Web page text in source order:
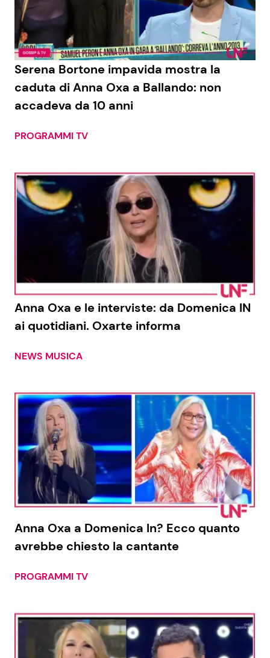
Economia
Persone Scomparse
Fiction e Serie TV
Programmi TV
News Cinema
News Musica
News Spettacolo
News dal mondo
Benessere
Casa
Moda e Style
Mondo Mamma
News benessere
Salute
Viaggi e Turismo
Festività
Cucina e Ricette
Consigli di Cucina
Le Ricette in TV
Primi Piatti
Ricette Facili e Veloci
Ricette Feste
Ricette per Bambini
Seguici
Serena Bortone impavida mostra la
caduta di Anna Oxa a Ballando: non
accadeva da 10 anni
PROGRAMMI TV
Anna Oxa e le interviste: da Domenica IN
ai quotidiani. Oxarte informa
NEWS MUSICA
Anna Oxa a Domenica In? Ecco quanto
avrebbe chiesto la cantante
PROGRAMMI TV